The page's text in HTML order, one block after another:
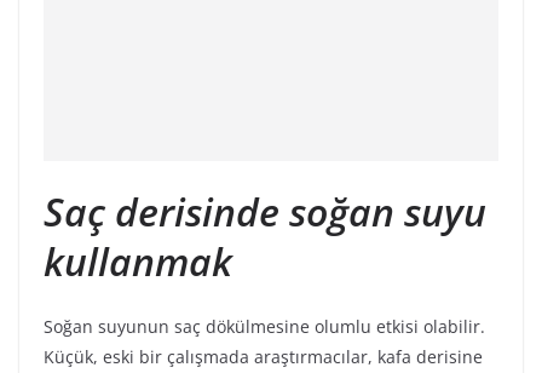
Saç derisinde soğan suyu
kullanmak
Soğan suyunun saç dökülmesine olumlu etkisi olabilir.
Küçük, eski bir çalışmada araştırmacılar, kafa derisine